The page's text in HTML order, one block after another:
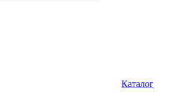
Каталог